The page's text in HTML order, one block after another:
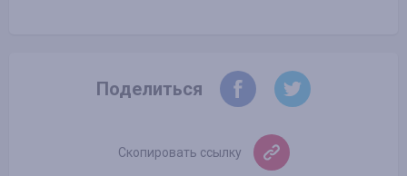
Поделиться
Скопировать ссылку